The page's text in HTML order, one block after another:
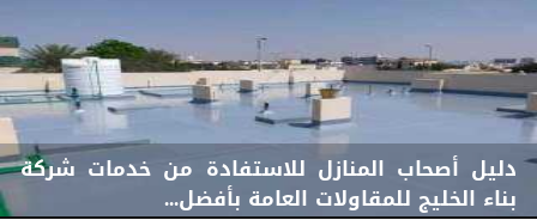
دليل أصحاب المنازل للاستفادة من خدمات شركة
بناء الخليج للمقاولات العامة بأفضل...